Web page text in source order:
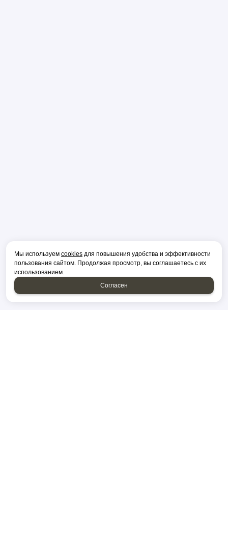
Мы используем cookies для повышения удобства и эффективности
пользования сайтом. Продолжая просмотр, вы соглашаетесь с их
использованием.
Согласен